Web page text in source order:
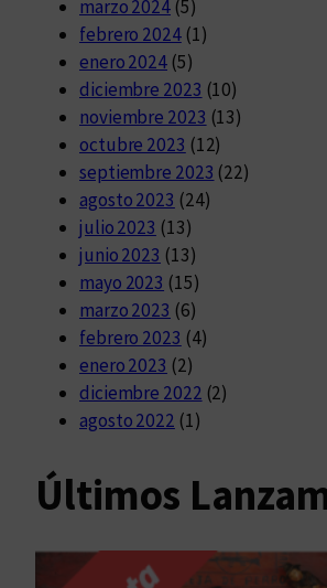
marzo 2024 (5)
febrero 2024(1)
enero 2024 (5)
diciembre 2023 (10)
noviembre 2023 (13)
octubre 2023 (12)
septiembre 2023 (22)
agosto 2023 (24)
julio 2023 (13)
junio 2023 (13)
mayo 2023 (15)
marzo 2023 (6)
febrero 2023 (4)
enero 2023 (2)
diciembre 2022 (2)
agosto 2022 (1)
Últimos